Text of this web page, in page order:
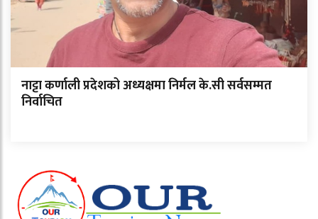
नाट्टा कर्णाली प्रदेशको अध्यक्षमा निर्मल के.सी सर्वसम्मत
निर्वाचित